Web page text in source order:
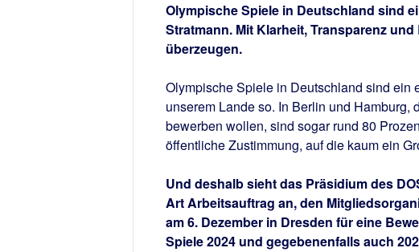
Olympische Spiele in Deutschland sind
Stratmann. Mit Klarheit, Transparenz
überzeugen.
Olympische Spiele in Deutschland sind ein
unserem Lande so. In Berlin und
bewerben wollen, sind sogar rund 80
öffentliche Zustimmung, auf die kaum ein
Und deshalb sieht das Präsidium des
Art Arbeitsauftrag an, den
am 6. Dezember in Dresden für eine
Spiele 2024 und gegebenenfalls auch